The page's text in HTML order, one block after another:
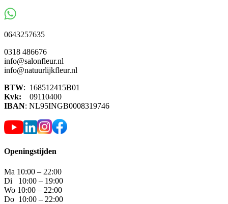
0643257635
0318 486676
info@salonfleur.nl
info@natuurlijkfleur.nl
BTW: 168512415B01
Kvk:
09110400
IBAN: NL95INGB0008319746
Openingstijden
Ma 10:00 – 22:00
Di 10:00 – 19:00
Wo 10:00 – 22:00
Do 10:00 – 22:00